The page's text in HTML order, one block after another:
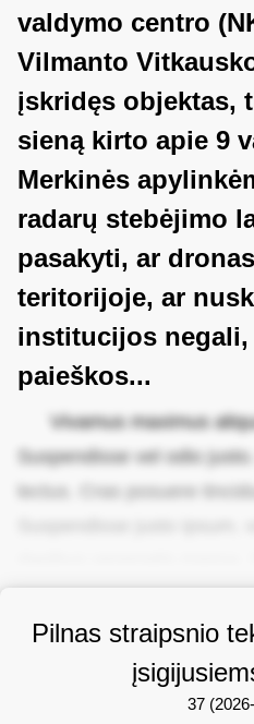
valdymo centro
Vilmanto
įskridęs objektas,
sieną kirto apie 9
Merkinės
radarų stebėjimo
pasakyti, ar
teritorijoje, ar
institucijos
paieškos...
Vivamus maximus
Suspendisse vel odio
Pilnas straipsnio
37